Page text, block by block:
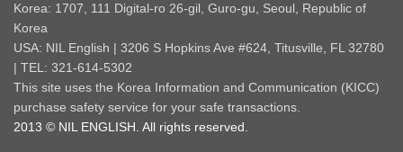
Korea: 1707, 111 Digital-ro 26-gil, Guro-gu, Seoul, Republic of
Korea
USA: NIL English | 3206 S Hopkins Ave #624, Titusville, FL 32780
| TEL: 321-614-5302
This site uses the Korea Information and Communication (KICC)
purchase safety service for your safe transactions.
2013 © NIL ENGLISH. All rights reserved.